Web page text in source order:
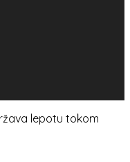
lepotu tokom